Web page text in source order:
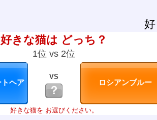
好きな猫は どっち？
1位 vs 2位
VS
？
好きな猫を お選びください。